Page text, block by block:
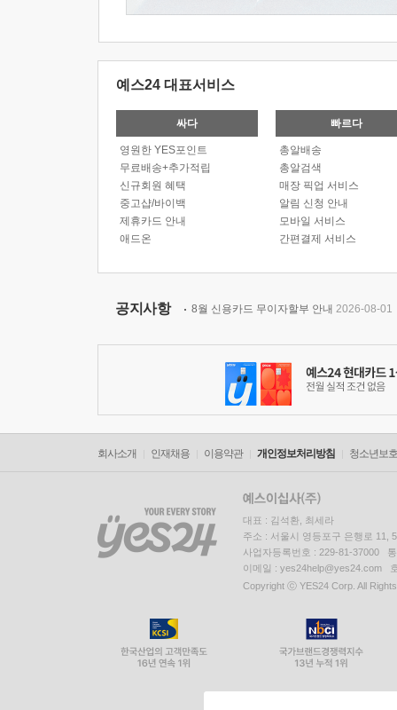
예스24 대표서비스
싸다
영원한 YES포인트
무료배송+추가적립
신규회원 혜택
중고샵/바이백
제휴카드 안내
애드온
빠르다
총알배송
총알검색
매장 픽업 서비스
알림 신청 안내
모바일 서비스
간편결제 서비스
공지사항 8월 신용카드 무이자할부 안내 2026-08-01
회사소개 인재채용 이용약관 개인정보처리방침 청소년보
대표 : 김석환, 최세라
주소 : 서울시 영등포구 은행로 11,
사업자등록번호 : 229-81-37000
이메일 : yes24help@yes24.com
Copyright ⓒ YES24 Corp. All